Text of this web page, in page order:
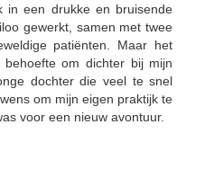
in een drukke en bruisende
gewerkt, samen met twee
patiënten. Maar het
behoefte om dichter bij mijn
dochter die veel te snel
om mijn eigen praktijk te
voor een ​​nieuw avontuur.